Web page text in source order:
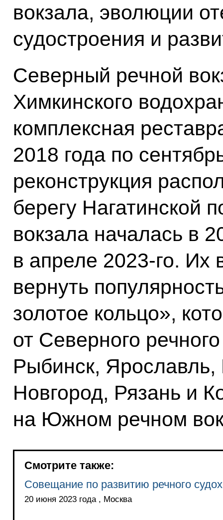
вокзала, эволюции
судостроения и
Северный речной
Химкинского
комплексная
2018 года по
реконструкция
берегу Нагатинской
вокзала началась в
в апреле 2023-го. Их
вернуть
золотое кольцо»,
от Северного
Рыбинск,
Новгород, Рязань и
на Южном речном
Смотрите также:
Совещание по развитию речного
20 июня 2023 года , Москва